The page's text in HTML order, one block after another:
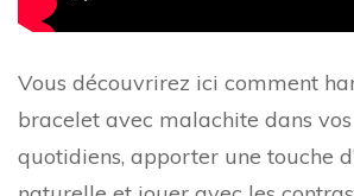
Vous découvrirez ici comment
bracelet avec malachite dans
quotidiens, apporter une touche